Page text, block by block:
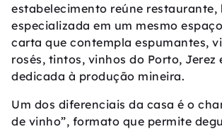
estabelecimento reúne restaurante,
especializada em um mesmo
carta que contempla espumantes,
rosés, tintos, vinhos do Porto, Jerez
dedicada à produção mineira.
Um dos diferenciais da casa é o
de vinho”, formato que permite